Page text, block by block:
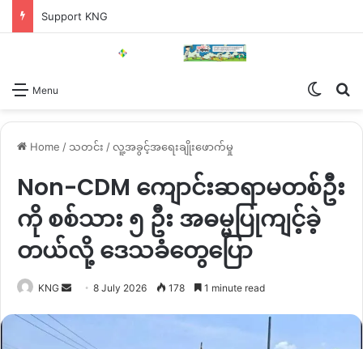
Support KNG
Menu
Home / သတင်း /လူ့အခွင့်အရေးချိုးဖောက်မှု
Non-CDM ကျောင်းဆရာမတစ်ဦး
ကို စစ်သား ၅ ဦး အဓမ္မပြုကျင့်ခဲ့
တယ်လို့ ဒေသခံတွေပြော
KNG
Send8 July 2026 178 1 minute read